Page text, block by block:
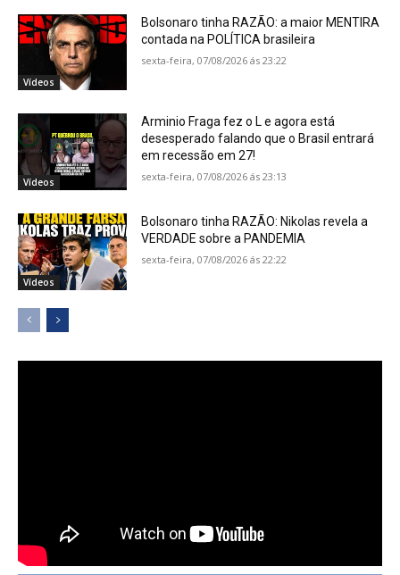
Vídeos
Bolsonaro tinha RAZÃO: a maior MENTIRA
contada na POLÍTICA brasileira
sexta-feira, 07/08/2026 ás 23:22
Vídeos
Arminio Fraga fez o L e agora está
desesperado falando que o Brasil entrará
em recessão em 27!
sexta-feira, 07/08/2026 ás 23:13
Vídeos
Bolsonaro tinha RAZÃO: Nikolas revela a
VERDADE sobre a PANDEMIA
sexta-feira, 07/08/2026 ás 22:22